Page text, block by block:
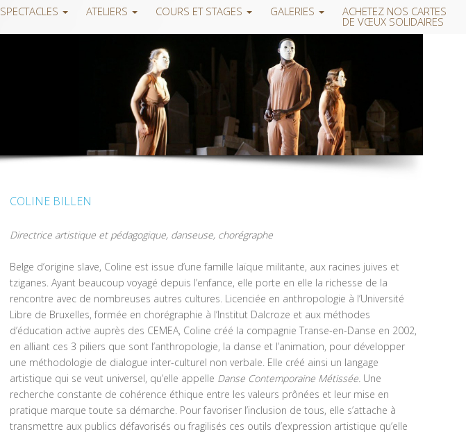
COLINE BILLEN
Directrice artistique et pédagogique, danseuse, chorégraphe
Belge d’origine slave, Coline est issue d’une famille laïque militante, aux racines juives et
tziganes. Ayant beaucoup voyagé depuis l’enfance, elle porte en elle la richesse de la
rencontre avec de nombreuses autres cultures. Licenciée en anthropologie à l’Université
Libre de Bruxelles, formée en chorégraphie à l’Institut Dalcroze et aux méthodes
d’éducation active auprès des CEMEA, Coline créé la compagnie Transe-en-Danse en 2002,
en alliant ces 3 piliers que sont l’anthropologie, la danse et l’animation, pour développer
une méthodologie de dialogue inter-culturel non verbale. Elle créé ainsi un langage
artistique qui se veut universel, qu’elle appelle Danse Contemporaine Métissée. Une
recherche constante de cohérence éthique entre les valeurs prônées et leur mise en
pratique marque toute sa démarche. Pour favoriser l’inclusion de tous, elle s’attache à
transmettre aux publics défavorisés ou fragilisés ces outils d’expression artistique qu’elle
SPECTACLES ATELIERS COURS ET STAGES GALERIES ACHETEZ NOS CARTES
DE VŒUX SOLIDAIRES